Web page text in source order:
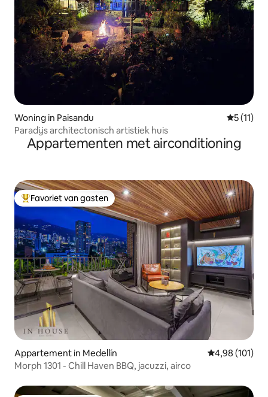
Woning in Paisandu
5 (11)
Paradijs architectonisch artistiek huis
Appartementen met airconditioning
Topfavoriet van gasten
Favoriet van gasten
Appartement in Medellín Gemiddelde
4,98 (101)
Morph 1301 - Chill Haven BBQ, jacuzzi, airco